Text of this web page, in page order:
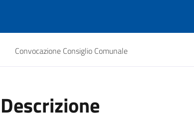
Convocazione Consiglio Comunale
Descrizione